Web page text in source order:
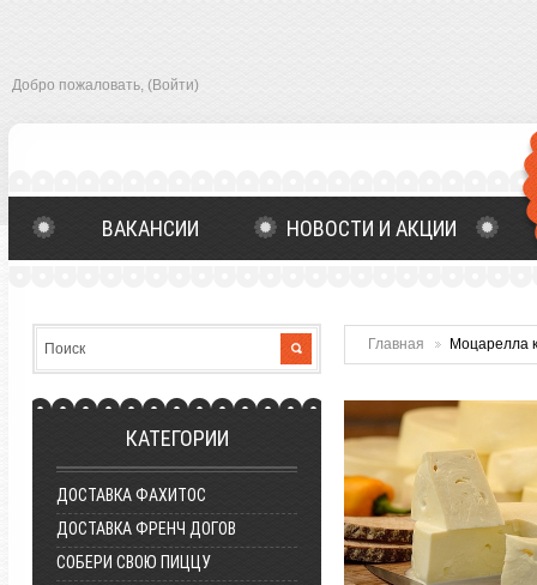
Добро пожаловать, (Войти)
ВАКАНСИИ НОВОСТИ И АКЦИИ
ГЛАВНАЯ
Главная Моцарелла
КАТЕГОРИИ
ДОСТАВКА ФАХИТОС
ДОСТАВКА ФРЕНЧ ДОГОВ
СОБЕРИ СВОЮ ПИЦЦУ